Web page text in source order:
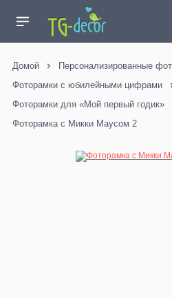
Домой
Персонализированные
Фоторамки с юбилейными цифрами
Фоторамки для «Мой первый годик»
Фоторамка с Микки Маусом 2